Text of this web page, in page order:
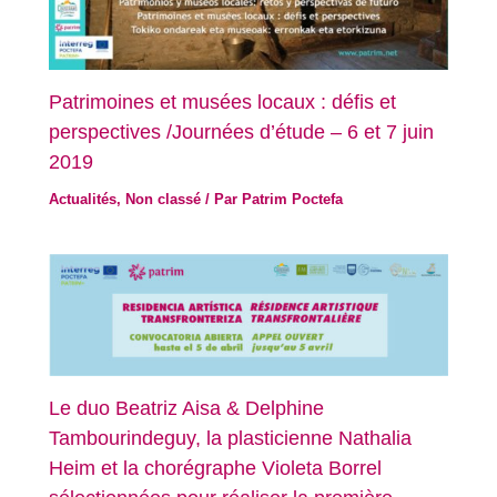
Patrimoines et musées locaux : défis et
perspectives /Journées d’étude – 6 et 7 juin
2019
Actualités,Non classé / ParPatrim Poctefa
Le duo Beatriz Aisa & Delphine
Tambourindeguy, la plasticienne Nathalia
Heim et la chorégraphe Violeta Borrel